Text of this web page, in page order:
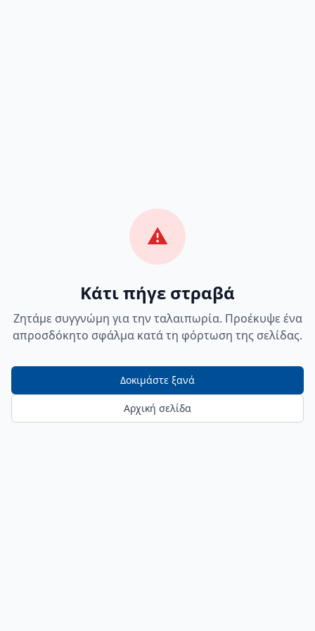
⚠️
Κάτι πήγε στραβά
Ζητάμε συγγνώμη για την ταλαιπωρία. Προέκυψε ένα
απροσδόκητο σφάλμα κατά τη φόρτωση της σελίδας.
Δοκιμάστε ξανά
Αρχική σελίδα